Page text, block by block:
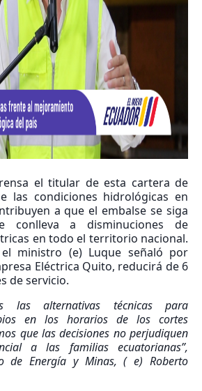
el titular de esta cartera de
las condiciones hidrológicas en
a que el embalse se siga
conlleva a disminuciones de
en todo el territorio nacional.
ministro (e) Luque señaló por
Eléctrica Quito, reducirá de 6
de servicio.
las alternativas técnicas para
en los horarios de los cortes
que las decisiones no perjudiquen
a las familias ecuatorianas”,
de Energía y Minas, ( e) Roberto